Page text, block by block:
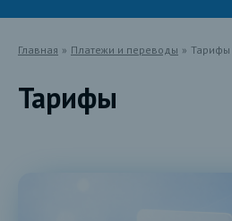
Главная » Платежи и переводы » Тарифы
Тарифы